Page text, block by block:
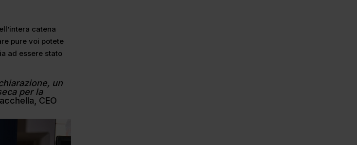
catena
pure voi potete
ad essere stato
un
per la
CEO